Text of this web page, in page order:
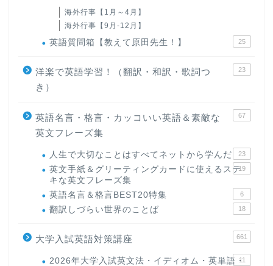
海外行事【1月～4月】
海外行事【9月-12月】
英語質問箱【教えて原田先生！】 25
洋楽で英語学習！（翻訳・和訳・歌詞つ
き）
23
英語名言・格言・カッコいい英語＆素敵な
英文フレーズ集
67
人生で大切なことはすべてネットから学んだ 23
英文手紙＆グリーティングカードに使えるステ
キな英文フレーズ集
19
英語名言＆格言BEST20特集 6
翻訳しづらい世界のことば 18
大学入試英語対策講座 661
2026年大学入試英文法・イディオム・英単語・
11